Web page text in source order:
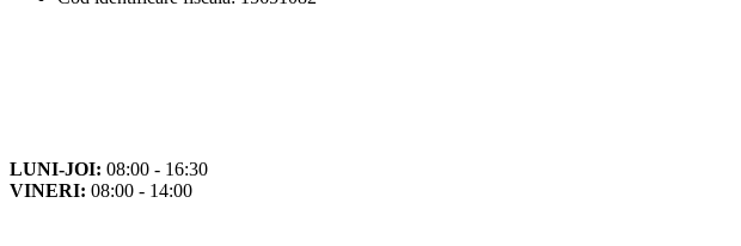
LUNI-JOI: 08:00 - 16:30
VINERI: 08:00 - 14:00